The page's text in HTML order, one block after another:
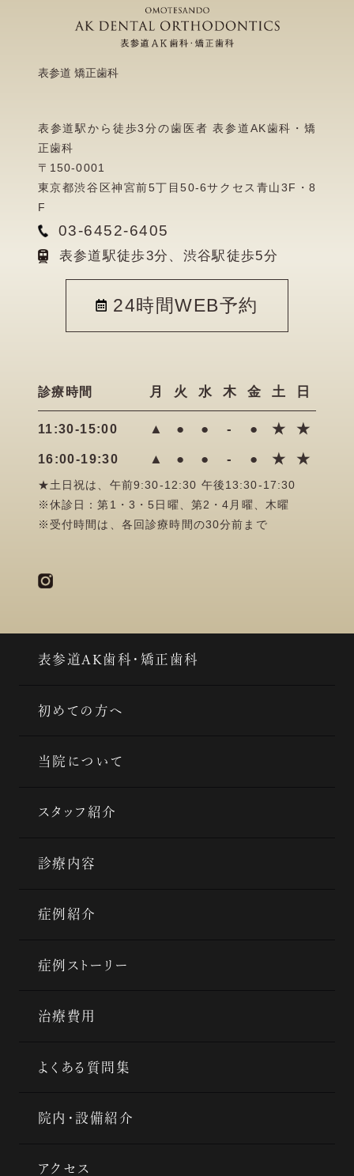
表参道 矯正歯科
表参道駅から徒歩3分の歯医者 表参道AK歯科・矯
正歯科
〒150-0001
東京都渋谷区神宮前5丁目50-6サクセス青山3F・8
F
03-6452-6405
表参道駅徒歩3分、渋谷駅徒歩5分
24時間WEB予約
診療時間 月 火 水 木 金 土 日
11:30-15:00 ▲ ● ● - ● ★ ★
16:00-19:30 ▲ ● ● - ● ★ ★
★土日祝は、午前9:30-12:30 午後13:30-17:30
※休診日：第1・3・5日曜、第2・4月曜、木曜
※受付時間は、各回診療時間の30分前まで
表参道AK歯科・矯正歯科
初めての方へ
当院について
スタッフ紹介
診療内容
症例紹介
症例ストーリー
治療費用
よくある質問集
院内・設備紹介
アクセス